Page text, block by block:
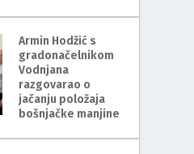
Armin Hodžić s
gradonačelnikom
Vodnjana
razgovarao o
jačanju položaja
bošnjačke manjine